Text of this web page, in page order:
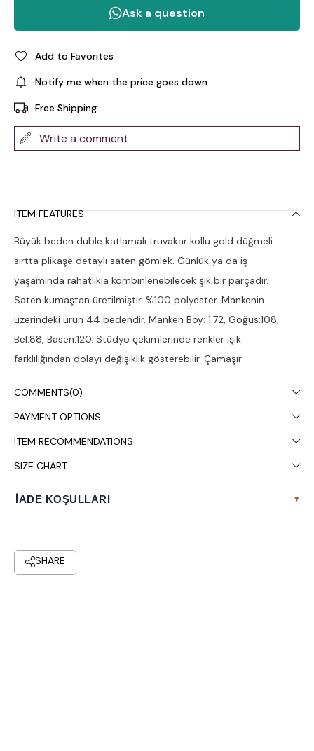
Add to Favorites
Notify me when the price goes down
Free Shipping
Write a comment
ITEM FEATURES
Büyük beden duble katlamalı truvakar kollu gold düğmeli
sırtta plikaşe detaylı saten gömlek. Günlük ya da iş
yaşamında rahatlıkla kombinlenebilecek şık bir parçadır.
Saten kumaştan üretilmiştir. %100 polyester. Mankenin
üzerindeki ürün 44 bedendir. Manken Boy: 1.72, Göğüs:108,
Bel:88, Basen:120. Stüdyo çekimlerinde renkler ışık
farklılığından dolayı değişiklik gösterebilir. Çamaşır
COMMENTS(0)
PAYMENT OPTIONS
ITEM RECOMMENDATIONS
SIZE CHART
İADE KOŞULLARI ▾